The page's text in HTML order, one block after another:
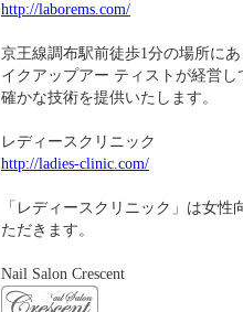
http://laborems.com/
京王線調布駅前徒歩1分の場所に
イクアップアー ティストが経営
確かな技術を提供いたします。
レディースクリニック
http://ladies-clinic.com/
「レディースクリニック」は女
ただきます。
Nail Salon Crescent